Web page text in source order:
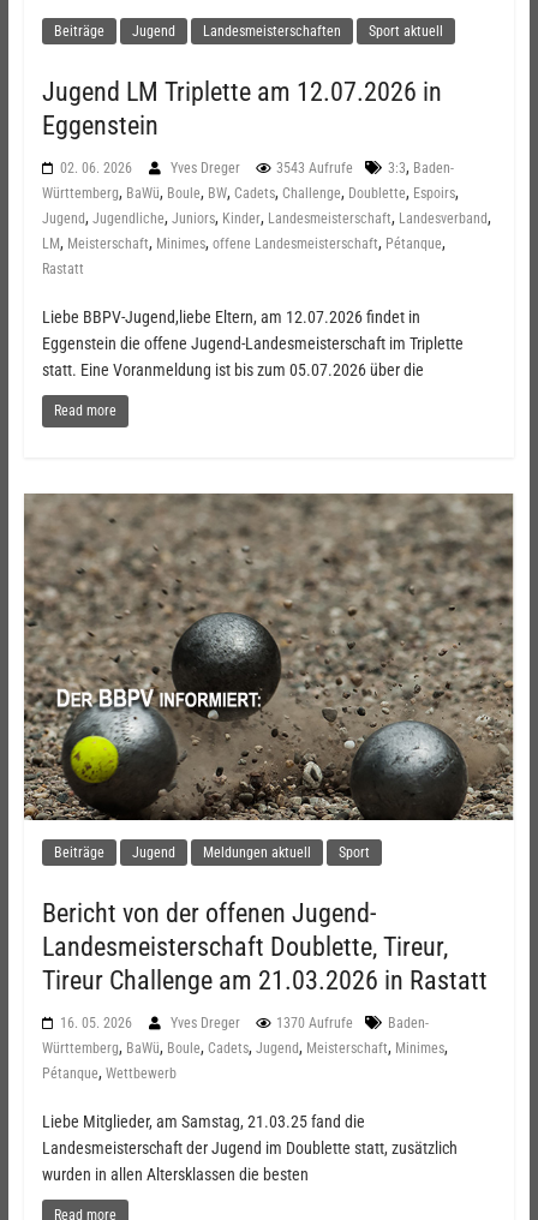
Beiträge Jugend Landesmeisterschaften Sport aktuell
Jugend LM Triplette am 12.07.2026 in
Eggenstein
02. 06. 2026 Yves Dreger 3543 Aufrufe 3:3, Baden-
Württemberg, BaWü, Boule, BW, Cadets, Challenge, Doublette, Espoirs,
Jugend, Jugendliche, Juniors, Kinder, Landesmeisterschaft, Landesverband,
LM, Meisterschaft, Minimes, offene Landesmeisterschaft, Pétanque,
Rastatt
Liebe BBPV-Jugend,liebe Eltern, am 12.07.2026 findet in
Eggenstein die offene Jugend-Landesmeisterschaft im Triplette
statt. Eine Voranmeldung ist bis zum 05.07.2026 über die
Read more
Beiträge Jugend Meldungen aktuell Sport
Bericht von der offenen Jugend-
Landesmeisterschaft Doublette, Tireur,
Tireur Challenge am 21.03.2026 in Rastatt
16. 05. 2026 Yves Dreger 1370 Aufrufe
Baden-
Württemberg, BaWü, Boule, Cadets, Jugend, Meisterschaft, Minimes,
Pétanque, Wettbewerb
Liebe Mitglieder, am Samstag, 21.03.25 fand die
Landesmeisterschaft der Jugend im Doublette statt, zusätzlich
wurden in allen Altersklassen die besten
Read more